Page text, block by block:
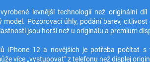
vyrobené levnější technologií než originální díl
model. Pozorovací úhly, podání barev,
jsou horší než u originálu a premium
iPhone 12 a novějších je potřeba počítat s
více „vystupovat" z telefonu než displej